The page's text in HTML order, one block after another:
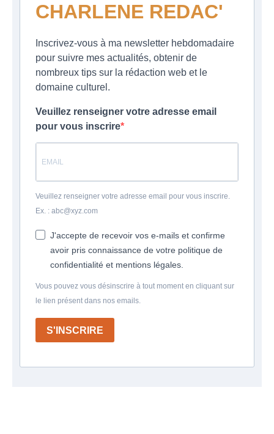
CHARLENE REDAC'
Inscrivez-vous à ma newsletter hebdomadaire
pour suivre mes actualités, obtenir de
nombreux tips sur la rédaction web et le
domaine culturel.
Veuillez renseigner votre adresse email
pour vous inscrire
Veuillez renseigner votre adresse email pour vous inscrire.
Ex. : abc@xyz.com
J'accepte de recevoir vos e-mails et confirme
avoir pris connaissance de votre politique de
confidentialité et mentions légales.
Vous pouvez vous désinscrire à tout moment en cliquant sur
le lien présent dans nos emails.
S'INSCRIRE